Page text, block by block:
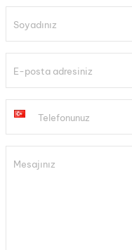
Soyadınız
E-posta adresiniz
Telefonunuz
Mesajınız